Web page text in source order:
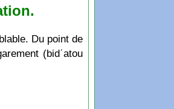
Du point de
(bidʿatou